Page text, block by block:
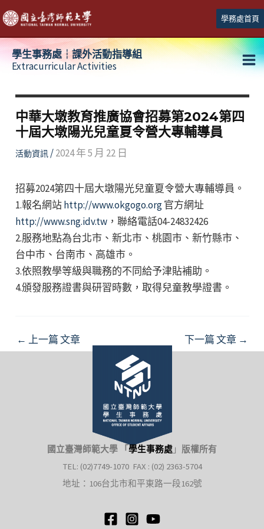
跳
至
主
學務處首頁
學生事務處┆課外活動指導組
Extracurricular Activities
中華大墩教育推廣協會招募第2024第四
十屆大墩陽光兒童夏令營大專輔導員
活動資訊/2024 年 5 月 22 日
招募2024第四十屆大墩陽光兒童夏令營大專輔導員。
1.報名網站http://www.okgogo.org官方網址
http://www.sng.idv.tw，聯絡電話04-24832426
2.服務地點為台北市、新北市、桃園市、新竹縣市、
台中市、台南市、高雄市。
3.依照教學等級與職務的不同給予津貼補助。
4.頒發服務證書與研習時數，取得兒童教學證書。
Post
navigation
← 上一篇 文章 下一篇 文章 →
國立臺灣師範大學 「 學生事務處 」 版權所有
TEL: (02)7749-1070 FAX : (02) 2363-5704
地址：106台北市和平東路一段162號